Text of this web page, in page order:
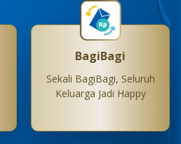
BagiBagi
Sekali BagiBagi, Seluruh
Keluarga Jadi Happy